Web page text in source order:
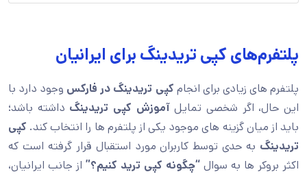
پلتفرم‌های کپی تریدینگ برای ایرانیان
پلتفرم های زیادی برای انجام کپی تریدینگ در فارکس وجود دارد با
این حال، اگر شخصی تمایلآموزش کپی تریدینگ داشته باشد؛
باید از میان گزینه های موجود یکی از پلتفرم ها را انتخاب کند. کپی
تریدینگ به حدی توسط کاربران مورد استقبال قرار گرفته است که
اکثر بروکر ها به سوال “چگونه کپی ترید کنیم؟” از جانب ایرانیان،